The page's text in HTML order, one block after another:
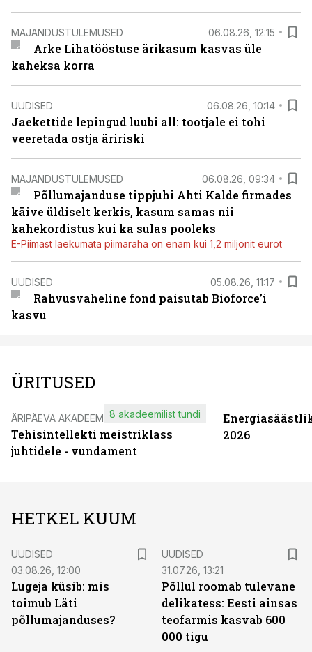
MAJANDUSTULEMUSED 06.08.26, 12:15
Arke Lihatööstuse ärikasum kasvas üle
kaheksa korra
UUDISED 06.08.26, 10:14
Jaekettide lepingud luubi all: tootjale ei tohi
veeretada ostja äririski
MAJANDUSTULEMUSED 06.08.26, 09:34
Põllumajanduse tippjuhi Ahti Kalde firmades
käive üldiselt kerkis, kasum samas nii
kahekordistus kui ka sulas pooleks
E-Piimast laekumata piimaraha on enam kui 1,2 miljonit eurot
UUDISED 05.08.26, 11:17
Rahvusvaheline fond paisutab Bioforce’i
kasvu
ÜRITUSED
ÄRIPÄEVA AKADEEMIA
Tehisintellekti meistriklass
juhtidele - vundament
8 akadeemilist tundi
2026
HETKEL KUUM
UUDISED
03.08.26, 12:00
Lugeja küsib: mis
toimub Läti
põllumajanduses?
UUDISED
31.07.26, 13:21
Põllul roomab tulevane
delikatess: Eesti ainsas
teofarmis kasvab 600
000 tigu